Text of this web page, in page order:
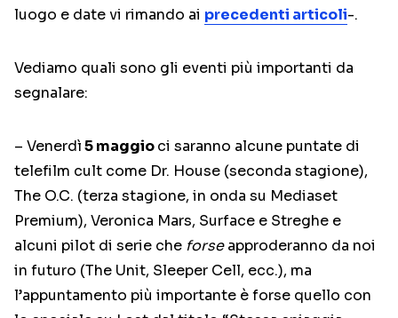
luogo e date vi rimando ai precedenti articoli-.
Vediamo quali sono gli eventi più importanti da
segnalare:
– Venerdì5 maggioci saranno alcune puntate di
telefilm cult come Dr. House (seconda stagione),
The O.C. (terza stagione, in onda su Mediaset
Premium), Veronica Mars, Surface e Streghe e
alcuni pilot di serie che forseapproderanno da noi
in futuro (The Unit, Sleeper Cell, ecc.), ma
l’appuntamento più importante è forse quello con